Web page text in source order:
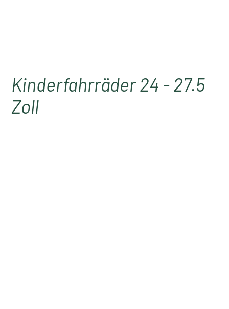
Kinderfahrräder 24 - 27.5
Zoll